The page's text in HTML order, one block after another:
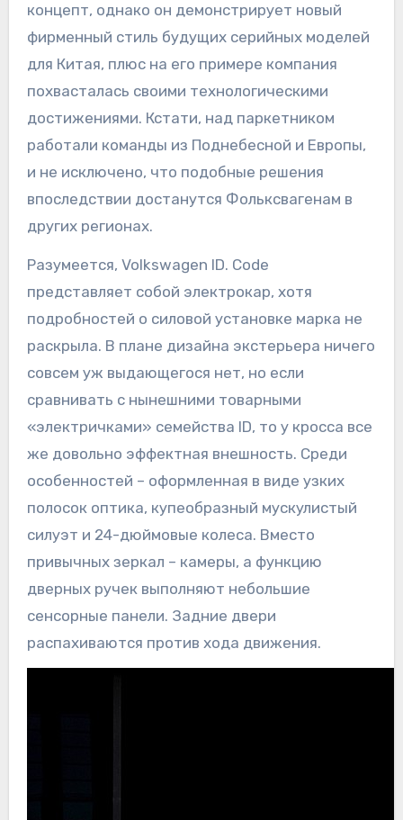
концепт, однако он демонстрирует новый
фирменный стиль будущих серийных моделей
для Китая, плюс на его примере компания
похвасталась своими технологическими
достижениями. Кстати, над паркетником
работали команды из Поднебесной и Европы,
и не исключено, что подобные решения
впоследствии достанутся Фольксвагенам в
других регионах.
Разумеется, Volkswagen ID. Code
представляет собой электрокар, хотя
подробностей о силовой установке марка не
раскрыла. В плане дизайна экстерьера ничего
совсем уж выдающегося нет, но если
сравнивать с нынешними товарными
«электричками» семейства ID, то у кросса все
же довольно эффектная внешность. Среди
особенностей – оформленная в виде узких
полосок оптика, купеобразный мускулистый
силуэт и 24-дюймовые колеса. Вместо
привычных зеркал – камеры, а функцию
дверных ручек выполняют небольшие
сенсорные панели. Задние двери
распахиваются против хода движения.